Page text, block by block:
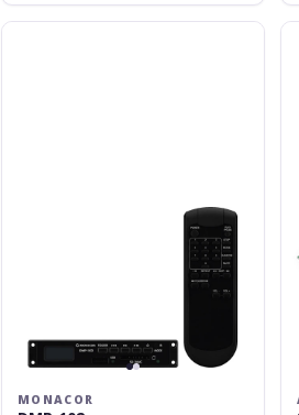
Monacor
MONACOR